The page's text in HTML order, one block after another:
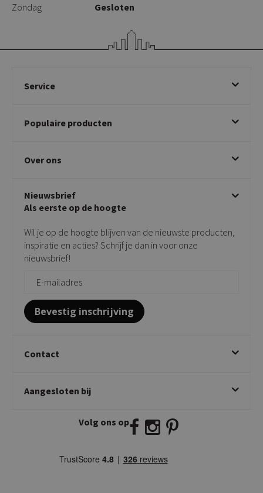
Zondag
Gesloten
Service
Betalen & annuleren
Klachtafhandeling
Privacy policy
Populaire producten
Draaibare eetkamerstoelen
Taupe stoelen
Tuinstoelen
Bijzettafels
Over ons
Showroom
Contact
Onderhoudsproducten
Vloerbescherming
Giftcards
Nieuwsbrief
Als eerste op de hoogte
Wil je op de hoogte blijven van de nieuwste producten,
inspiratie en acties? Schrijf je dan in voor onze
nieuwsbrief!
Bevestig inschrijving
Contact
Twijnstraweg 2
info@kickcollection.nl
Aangesloten bij
Volg ons op